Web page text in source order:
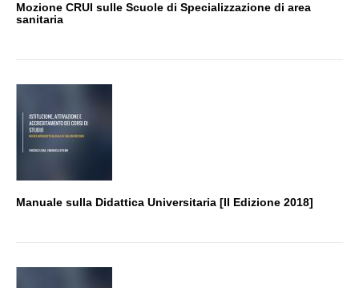
Mozione CRUI sulle Scuole di Specializzazione di area
sanitaria
Manuale sulla Didattica Universitaria [II Edizione 2018]